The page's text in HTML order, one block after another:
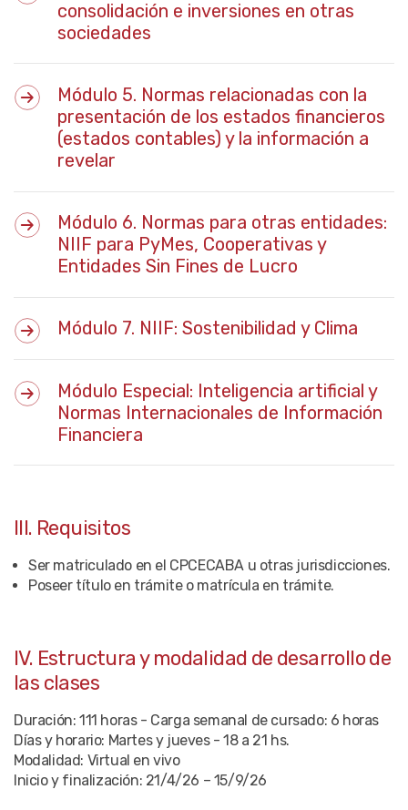
consolidación e inversiones en otras
sociedades
Módulo 5. Normas relacionadas con la
presentación de los estados financieros
(estados contables) y la información a
revelar
Módulo 6. Normas para otras entidades:
NIIF para PyMes, Cooperativas y
Entidades Sin Fines de Lucro
Módulo 7. NIIF: Sostenibilidad y Clima
Módulo Especial: Inteligencia artificial y
Normas Internacionales de Información
Financiera
III. Requisitos
Ser matriculado en el CPCECABA u otras jurisdicciones.
Poseer título en trámite o matrícula en trámite.
IV. Estructura y modalidad de desarrollo de
las clases
Duración: 111 horas - Carga semanal de cursado: 6 horas
Días y horario: Martes y jueves - 18 a 21 hs.
Modalidad: Virtual en vivo
Inicio y finalización: 21/4/26 – 15/9/26